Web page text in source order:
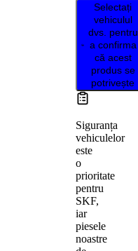
Selectați
vehiculul
dvs. pentru
a confirma
că acest
produs se
potrivește
Siguranța
vehiculelor
este
o
prioritate
pentru
SKF,
iar
piesele
noastre